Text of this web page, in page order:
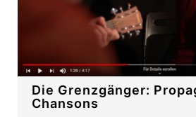
Die Grenzgänger:
Chansons